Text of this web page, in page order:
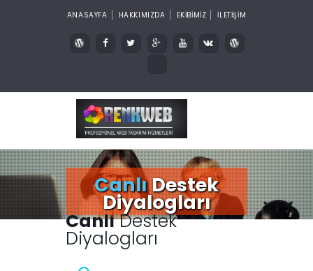
ANASAYFA HAKKIMIZDA EKİBİMİZ İLETİŞİM
CanlıDestek
Diyalogları
CanlıDestek
Diyalogları